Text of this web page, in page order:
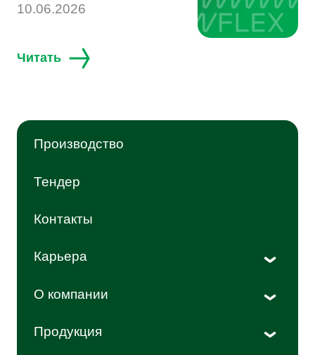
10.06.2026
Читать
Производство
Тендер
Контакты
Карьера
О компании
Продукция